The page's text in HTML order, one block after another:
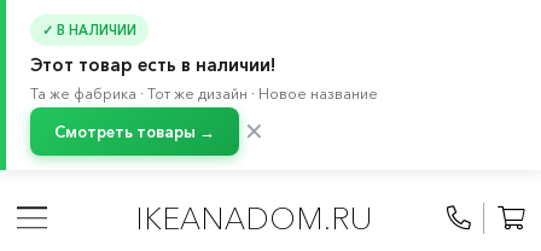
✓ В НАЛИЧИИ
Этот товар есть в наличии!
Та же фабрика · Тот же дизайн · Новое название
Смотреть товары → ✕
IKEANADOM.RU
/
Сковороды и вок-сковороды / Сковороды